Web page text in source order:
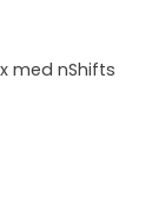
med nShifts